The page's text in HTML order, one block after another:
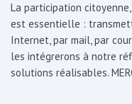
La participation
est essentielle :
Internet, par mail, par
les intégrerons à notre
solutions réalisables.